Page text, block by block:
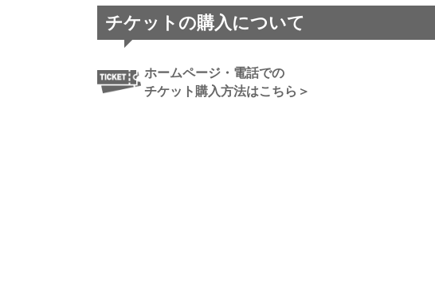
チケットの購入について
ホームページ・電話での
チケット購入方法はこちら＞